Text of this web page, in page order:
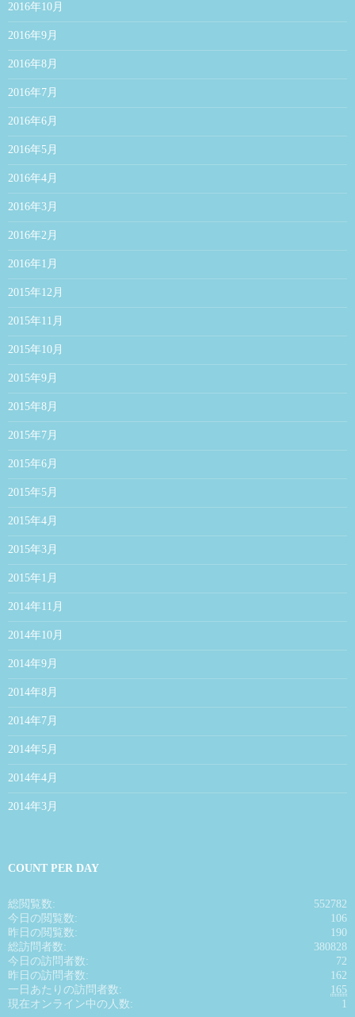
2016年10月
2016年9月
2016年8月
2016年7月
2016年6月
2016年5月
2016年4月
2016年3月
2016年2月
2016年1月
2015年12月
2015年11月
2015年10月
2015年9月
2015年8月
2015年7月
2015年6月
2015年5月
2015年4月
2015年3月
2015年1月
2014年11月
2014年10月
2014年9月
2014年8月
2014年7月
2014年5月
2014年4月
2014年3月
COUNT PER DAY
552782
総閲覧数:
106
今日の閲覧数:
190
昨日の閲覧数:
380828
総訪問者数:
72
今日の訪問者数:
162
昨日の訪問者数:
165
一日あたりの訪問者数:
1
現在オンライン中の人数: